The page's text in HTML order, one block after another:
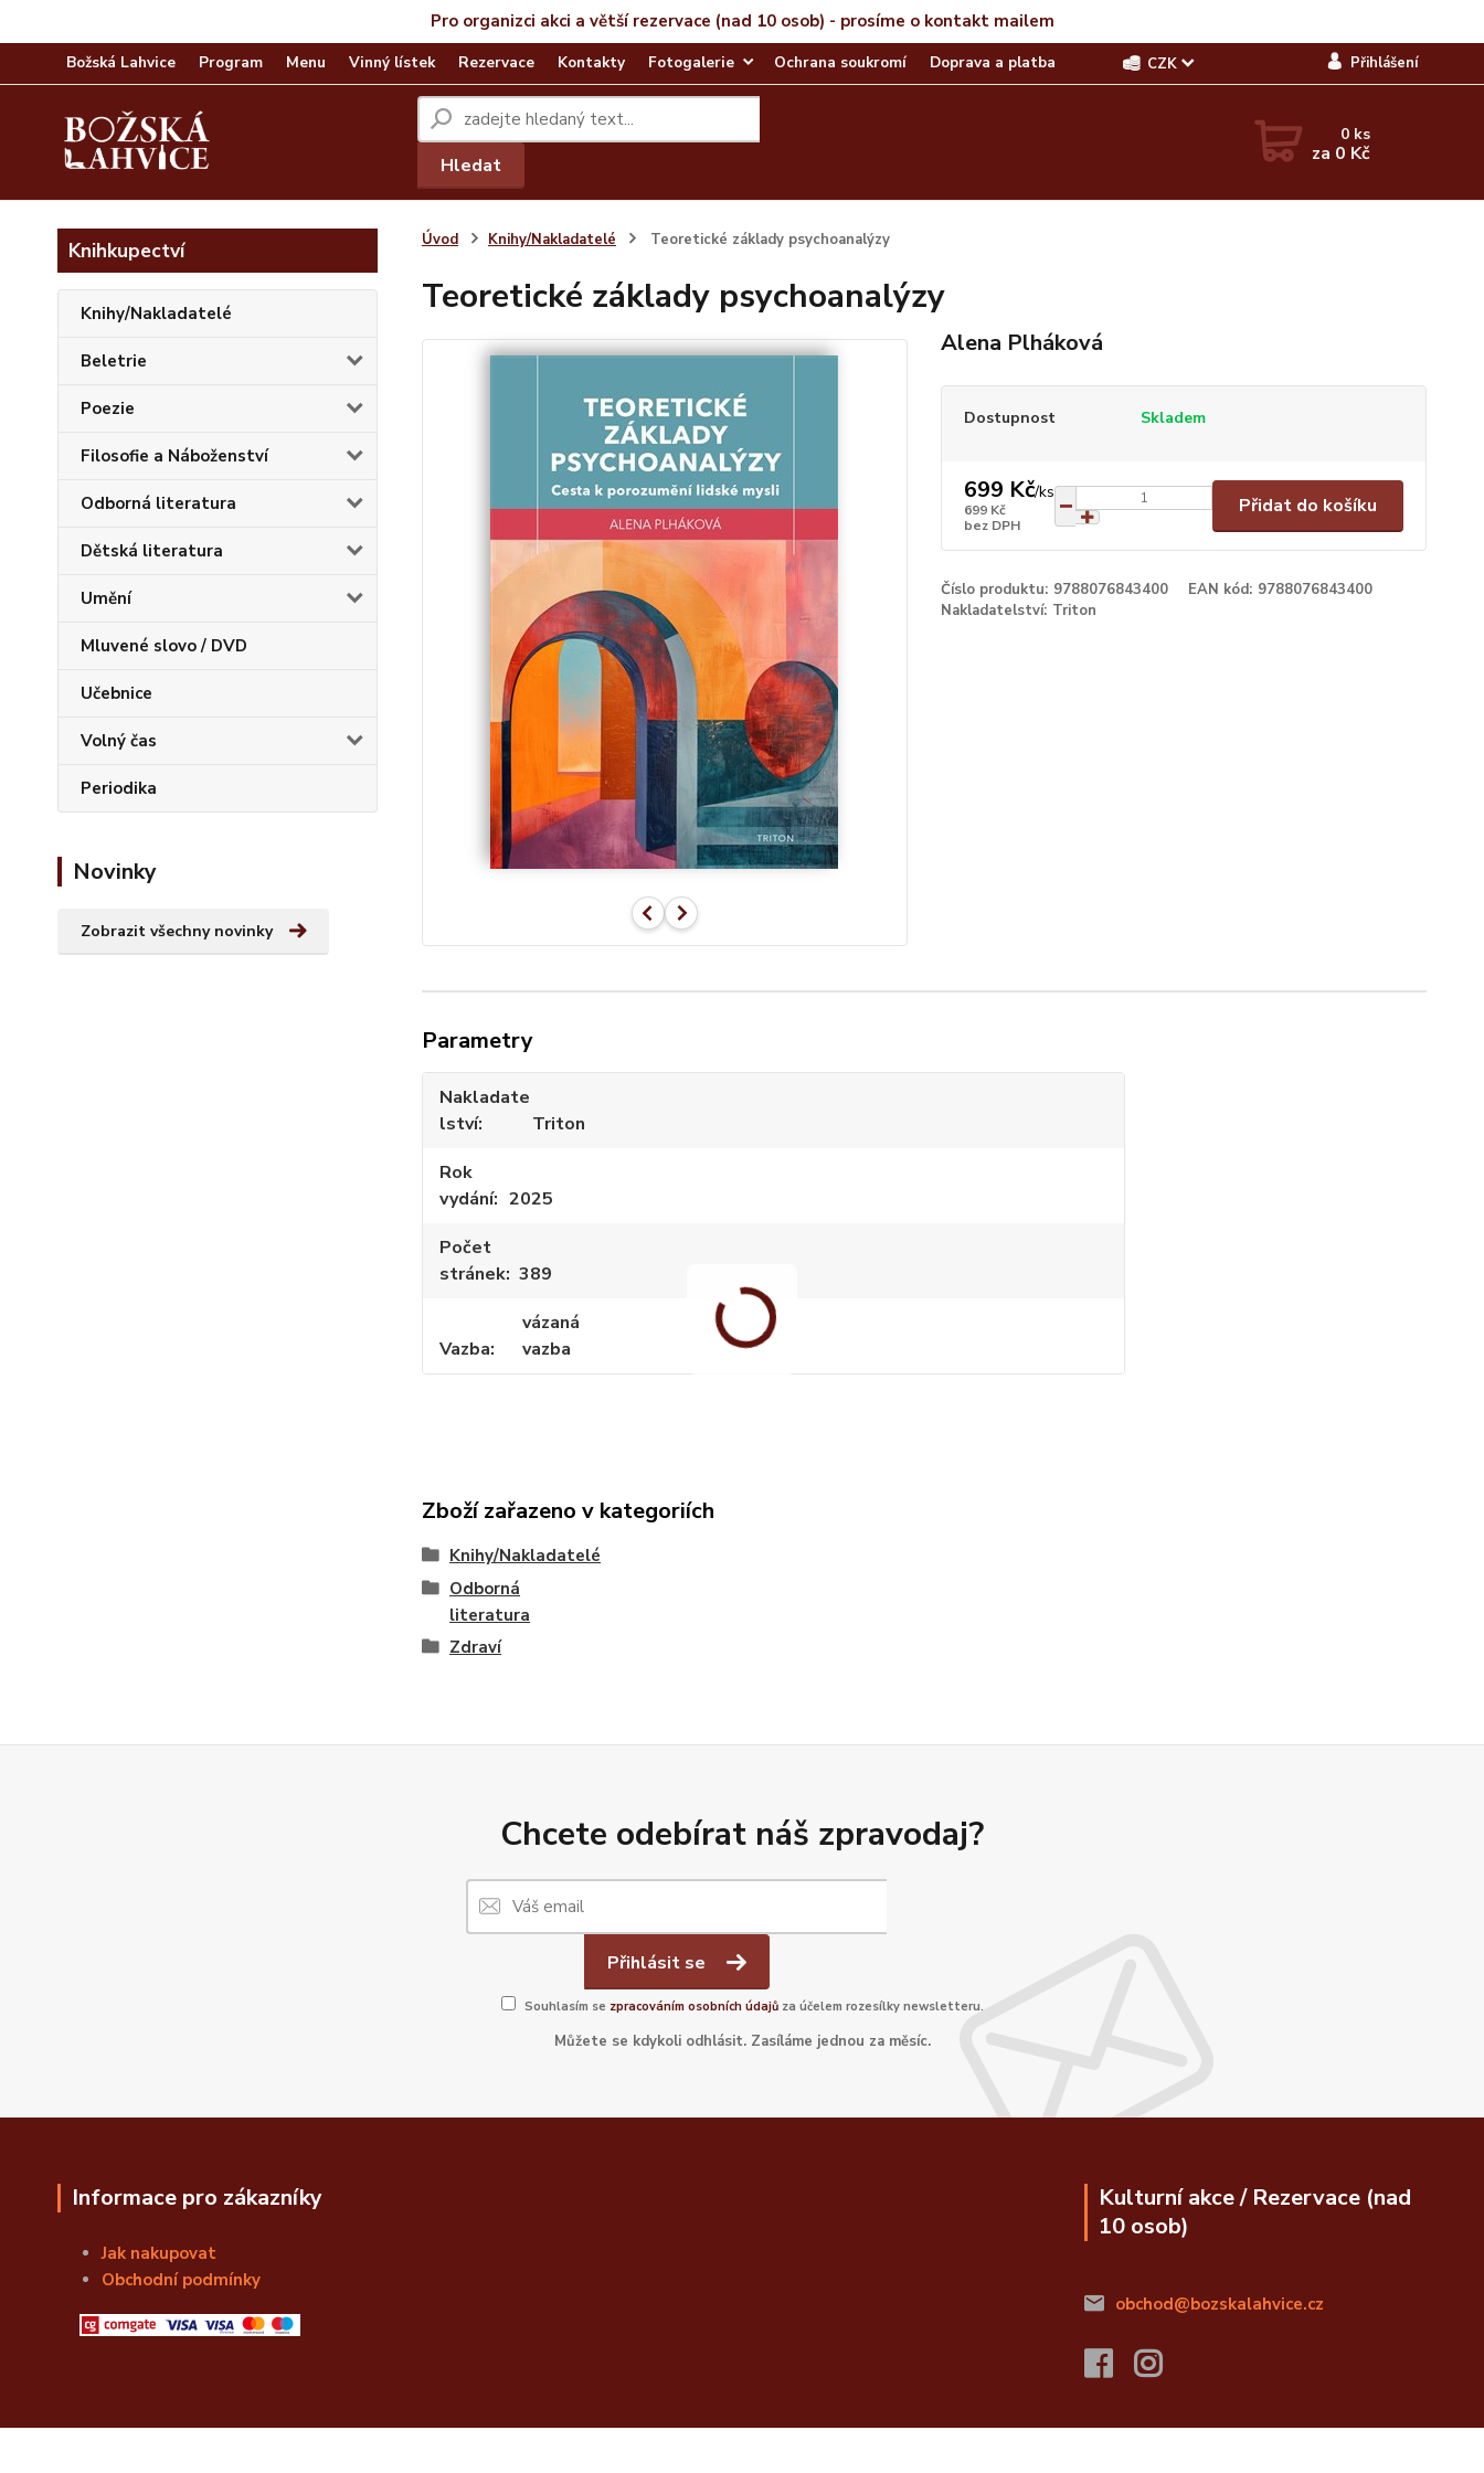
Pro organizci akci a větší rezervace (nad 10 osob) - prosíme o kontakt mailem
Božská Lahvice Program Menu Vinný lístek Rezervace Kontakty Fotogalerie Ochrana soukromí Doprava a platba CZK Přihlášení
Hledat
0 ks
za 0 Kč
Knihkupectví
Knihy/Nakladatelé
Beletrie
Poezie
Filosofie a Náboženství
Odborná literatura
Dětská literatura
Umění
Mluvené slovo / DVD
Učebnice
Volný čas
Periodika
Novinky
Zobrazit všechny novinky
Úvod Knihy/Nakladatelé Teoretické základy psychoanalýzy
Teoretické základy psychoanalýzy
Alena Plháková
Dostupnost Skladem
699 Kč/ks
699 Kč
bez DPH
Přidat do košíku
Číslo produktu: 9788076843400 EAN kód: 9788076843400
Nakladatelství: Triton
Parametry
Nakladate
lství
Triton
Rok
vydání
2025
Počet
stránek 389
Vazba
vázaná
vazba
Zboží zařazeno v kategoriích
Knihy/Nakladatelé
Odborná
literatura
Zdraví
Chcete odebírat náš zpravodaj?
Přihlásit se
Souhlasím se zpracováním osobních údajůza účelem rozesílky newsletteru.
Můžete se kdykoli odhlásit. Zasíláme jednou za měsíc.
Informace pro zákazníky
Jak nakupovat
Obchodní podmínky
Kulturní akce / Rezervace (nad
10 osob)
obchod@bozskalahvice.cz